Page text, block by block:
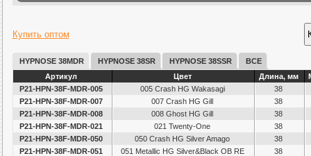
Купить оптом
HYPNOSE 38MDR HYPNOSE 38SR HYPNOSE 38SSR
ВСЕ
Артикул
Цвет Длина, мм
P21-HPN-38F-MDR-005
005 Crash HG Wakasagi
38
P21-HPN-38F-MDR-007
007 Crash HG Gill
38
P21-HPN-38F-MDR-008
008 Ghost HG Gill
38
P21-HPN-38F-MDR-021
021 Twenty-One
38
P21-HPN-38F-MDR-050
050 Crash HG Silver Amago
38
P21-HPN-38F-MDR-051
051 Metallic HG Silver&Black OB RE
38